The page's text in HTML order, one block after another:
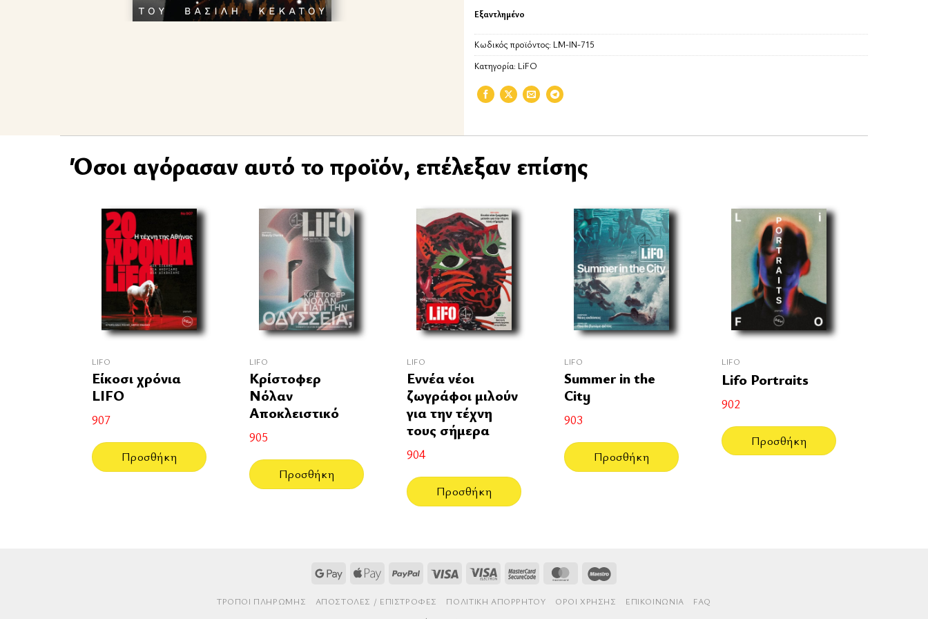
Εξαντλημένο
Κωδικός προϊόντος: LM-IN-715
Κατηγορία: LiFO
Όσοι αγόρασαν αυτό το προϊόν, επέλεξαν επίσης
LIFO
Είκοσι χρόνια
LIFO
907
Προσθήκη
LIFO
Κρίστοφερ
Νόλαν
Αποκλειστικό
905
Προσθήκη
LIFO
Εννέα νέοι
ζωγράφοι μιλούν
για την τέχνη
τους σήμερα
904
Προσθήκη
LIFO
Summer in the
City
903
Προσθήκη
LIFO
Lifo Portraits
902
Προσθήκη
Google Apple
PayPal Visa
Visa
MasterCardMasterCard
ΤΡΌΠΟΙ ΠΛΗΡΩΜΉΣ AΠΟΣΤΟΛΈΣ / ΕΠΙΣΤΡΟΦΈΣ ΠΟΛΙΤΙΚΉ ΑΠΟΡΡΉΤΟΥ ΌΡΟΙ ΧΡΉΣΗΣ ΕΠΙΚΟΙΝΩΝΊΑ FAQ